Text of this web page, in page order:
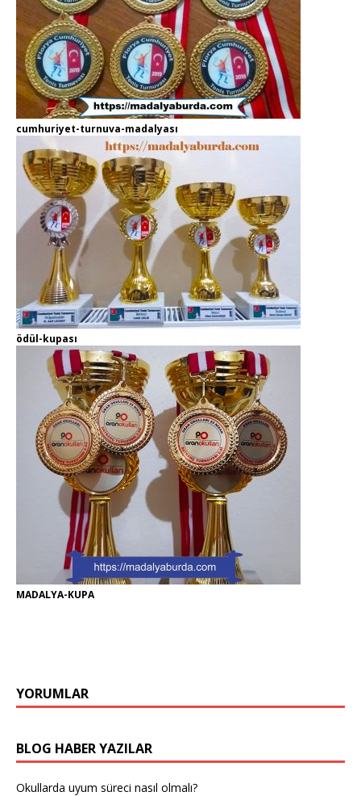
cumhuriyet-turnuva-madalyası
ödül-kupası
MADALYA-KUPA
YORUMLAR
BLOG HABER YAZILAR
Okullarda uyum süreci nasıl olmalı?